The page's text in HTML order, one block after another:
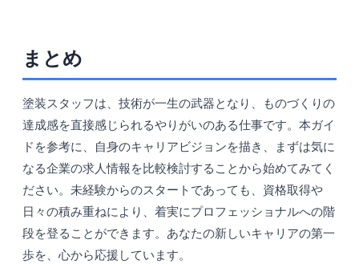
まとめ
塗装スタッフは、技術が一生の武器となり、ものづくりの
達成感を直接感じられるやりがいのある仕事です。本ガイ
ドを参考に、自身のキャリアビジョンを描き、まずは気に
なる企業の求人情報を比較検討することから始めてみてく
ださい。未経験からのスタートであっても、資格取得や
日々の積み重ねにより、着実にプロフェッショナルへの階
段を登ることができます。あなたの新しいキャリアの第一
歩を、心から応援しています。